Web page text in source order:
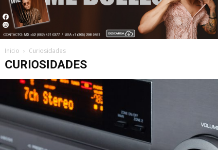
Inicio Curiosidades
CURIOSIDADES